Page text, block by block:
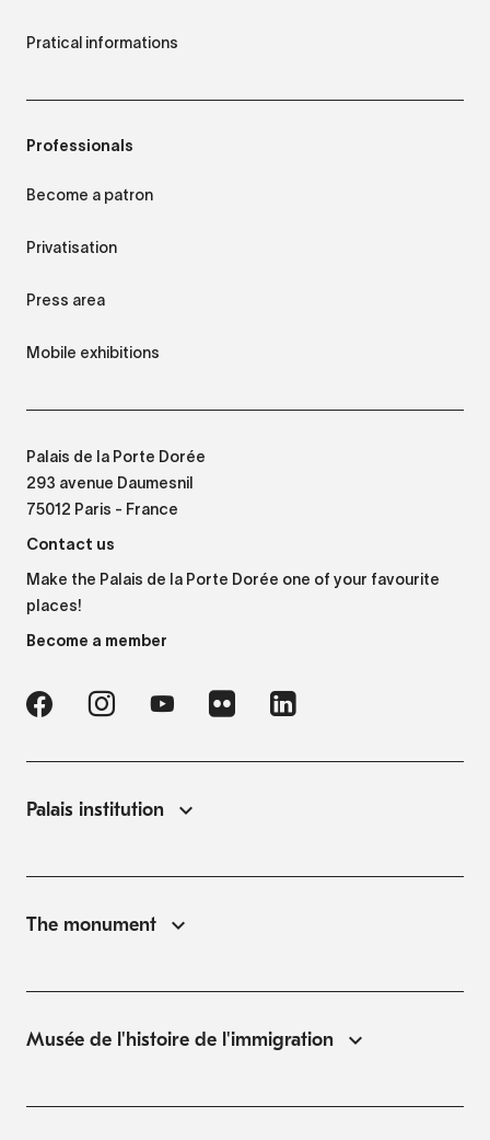
Pratical informations
Professionals
Become a patron
Privatisation
Press area
Mobile exhibitions
Palais de la Porte Dorée
293 avenue Daumesnil
75012 Paris - France
Contact us
Make the Palais de la Porte Dorée one of your favourite
places!
Become a member
Palais institution
The monument
Musée de l'histoire de l'immigration